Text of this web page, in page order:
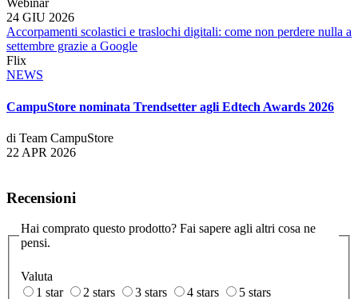
Webinar
24 GIU 2026
Accorpamenti scolastici e traslochi digitali: come non perdere nulla a
settembre grazie a Google
Flix
NEWS
CampuStore nominata Trendsetter agli Edtech Awards 2026
di Team CampuStore
22 APR 2026
Recensioni
Hai comprato questo prodotto? Fai sapere agli altri cosa ne
pensi.
Valuta
1 star
2 stars 3 stars 4 stars 5 stars